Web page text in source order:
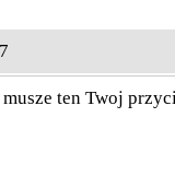
ten Twoj